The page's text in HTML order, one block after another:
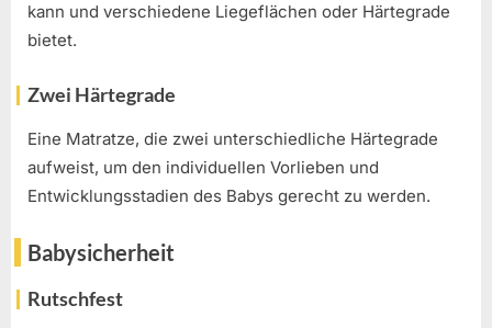
kann und verschiedene Liegeflächen oder Härtegrade
bietet.
Zwei Härtegrade
Eine Matratze, die zwei unterschiedliche Härtegrade
aufweist, um den individuellen Vorlieben und
Entwicklungsstadien des Babys gerecht zu werden.
Babysicherheit
Rutschfest